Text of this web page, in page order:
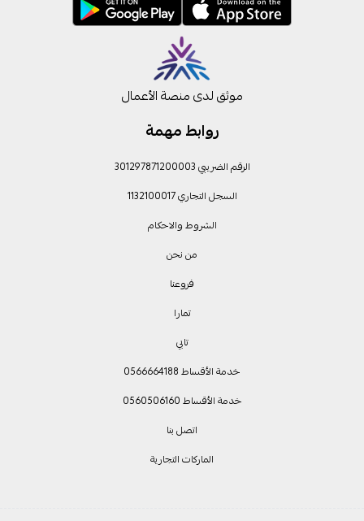
روابط مهمة
الرقم الضريبي 301297871200003
السجل التجاري 1132100017
الشروط والاحكام
من نحن
فروعنا
تمارا
تابي
خدمة الأقساط 0566664188
خدمة الأقساط 0560506160
اتصل بنا
الماركات التجارية
موثق لدى منصة الأعمال